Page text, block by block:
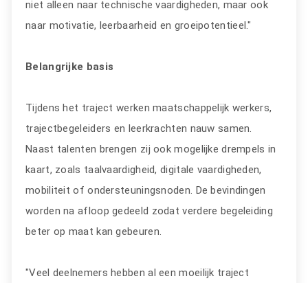
niet alleen naar technische vaardigheden, maar ook
naar motivatie, leerbaarheid en groeipotentieel."
Belangrijke basis
Tijdens het traject werken maatschappelijk werkers,
trajectbegeleiders en leerkrachten nauw samen.
Naast talenten brengen zij ook mogelijke drempels in
kaart, zoals taalvaardigheid, digitale vaardigheden,
mobiliteit of ondersteuningsnoden. De bevindingen
worden na afloop gedeeld zodat verdere begeleiding
beter op maat kan gebeuren.
"Veel deelnemers hebben al een moeilijk traject